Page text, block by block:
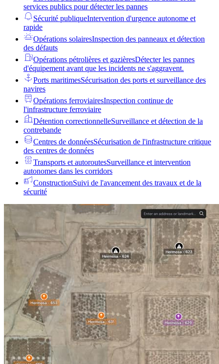
services publics pour détecter les pannes
Sécurité publiqueIntervention d'urgence autonome et
rapide
Opérations solairesInspection des panneaux et détection
des défauts
Opérations pétrolières et gazièresDétecter les pannes
d'équipement avant que les incidents ne s'aggravent.
Ports maritimesSécurisation des ports et surveillance des
navires
Opérations ferroviairesInspection continue de
l'infrastructure ferroviaire
Détention correctionnelleSurveillance et détection de la
contrebande
Centres de donnéesSécurisation de l'infrastructure critique
des centres de données
Transports et autoroutesSurveillance et intervention
autonomes dans les corridors
ConstructionSuivi de l'avancement des travaux et de la
sécurité